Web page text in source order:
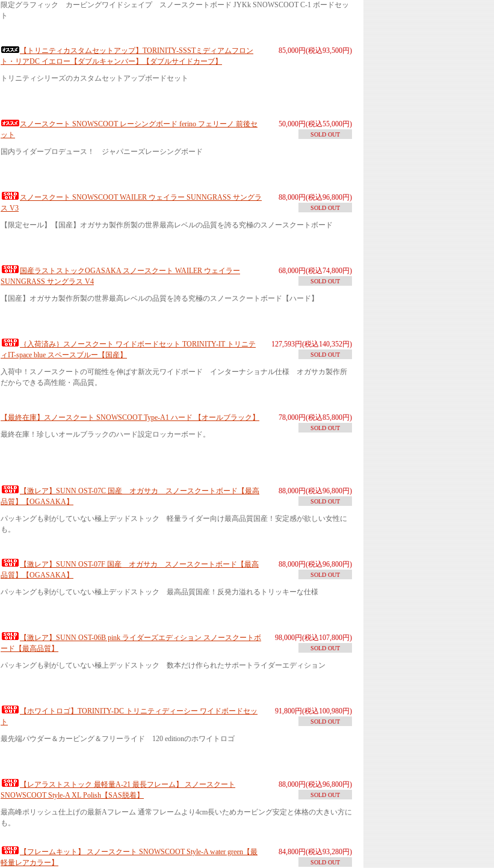
限定グラフィック カービングワイドシェイプ スノースクートボード JYKk SNOWSCOOT C-1 ボードセッ
ト
85,000円(税込93,500円)
【トリニティカスタムセットアップ】TORINITY-SSSTミディアムフロン
ト・リアDC イエロー【ダブルキャンバー】【ダブルサイドカーブ】
トリニティシリーズのカスタムセットアップボードセット
50,000円(税込55,000円)
SOLD OUT
スノースクート SNOWSCOOT レーシングボード ferino フェリーノ 前後セ
ット
国内ライダープロデュース！ ジャパニーズレーシングボード
88,000円(税込96,800円)
SOLD OUT
スノースクート SNOWSCOOT WAILER ウェイラー SUNNGRASS サングラ
ス V3
【限定セール】【国産】オガサカ製作所製の世界最高レベルの品質を誇る究極のスノースクートボード
68,000円(税込74,800円)
SOLD OUT
国産ラストストックOGASAKA スノースクート WAILER ウェイラー
SUNNGRASS サングラス V4
【国産】オガサカ製作所製の世界最高レベルの品質を誇る究極のスノースクートボード【ハード】
127,593円(税込140,352円)
SOLD OUT
｛入荷済み｝スノースクート ワイドボードセット TORINITY-IT トリニテ
ィIT-space blue スペースブルー【国産】
入荷中！スノースクートの可能性を伸ばす新次元ワイドボード インターナショナル仕様 オガサカ製作所
だからできる高性能・高品質。
78,000円(税込85,800円)
SOLD OUT
【最終在庫】スノースクート SNOWSCOOT Type-A1 ハード 【オールブラック】
最終在庫！珍しいオールブラックのハード設定ロッカーボード。
88,000円(税込96,800円)
SOLD OUT
【激レア】SUNN OST-07C 国産 オガサカ スノースクートボード【最高
品質】【OGASAKA】
パッキングも剥がしていない極上デッドストック 軽量ライダー向け最高品質国産！安定感が欲しい女性に
も。
88,000円(税込96,800円)
SOLD OUT
【激レア】SUNN OST-07F 国産 オガサカ スノースクートボード【最高
品質】【OGASAKA】
パッキングも剥がしていない極上デッドストック 最高品質国産！反発力溢れるトリッキーな仕様
98,000円(税込107,800円)
SOLD OUT
【激レア】SUNN OST-06B pink ライダーズエディション スノースクートボ
ード【最高品質】
パッキングも剥がしていない極上デッドストック 数本だけ作られたサポートライダーエディション
91,800円(税込100,980円)
SOLD OUT
【ホワイトロゴ】TORINITY-DC トリニティディーシー ワイドボードセッ
ト
最先端パウダー＆カービング＆フリーライド 120 editionのホワイトロゴ
88,000円(税込96,800円)
SOLD OUT
【レアラストストック 最軽量A-21 最長フレーム】 スノースクート
SNOWSCOOT Style-A XL Polish【SAS脱着】
最高峰ポリッシュ仕上げの最新Aフレーム 通常フレームより4cm長いためカービング安定と体格の大きい方に
も。
84,800円(税込93,280円)
SOLD OUT
【フレームキット】 スノースクート SNOWSCOOT Style-A water green【最
軽量レアカラー】